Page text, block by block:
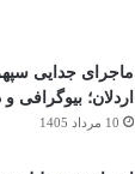
ماجرای جدایی
اردلان؛ بیوگرافی
10 مرداد 1405